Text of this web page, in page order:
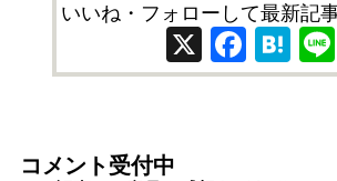
いいね・フォローして最新記
X
コメント受付中